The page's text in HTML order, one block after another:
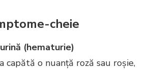
cheie
(hematurie)
capătă o nuanță roză sau roșie,